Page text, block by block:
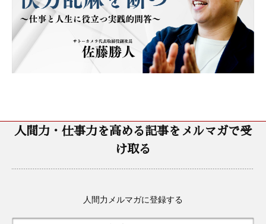
人間力・仕事力を高める記事をメルマガで受
け取る
人間力メルマガに登録する